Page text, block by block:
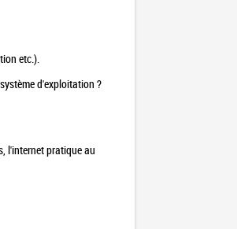
etc.).
d'exploitation ?
l'internet pratique au